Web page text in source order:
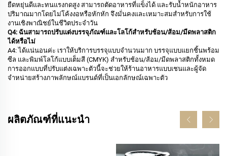
ยืดหยุ่นดีและทนแรงกดสูง สามารถตัดอาหารที่แข็งได้ และรับน้ำหนักอาหาร
ปริมาณมากโดยไม่โค้งงอหรือหักหัก จึงมั่นคงและเหมาะสมสำหรับการใช้
งานเชิงพาณิชย์ในชีวิตประจำวัน
Q4: ฉันสามารถปรับแต่งบรรจุภัณฑ์และโลโก้สำหรับช้อน/ส้อม/มีดพลาสติก
ได้หรือไม่
A4: ได้แน่นอนค่ะ เราให้บริการบรรจุแบบจำนวนมาก บรรจุแบบแยกชิ้นพร้อม
ซีล และพิมพ์โลโก้แบบเต็มสี (CMYK) สำหรับช้อน/ส้อม/มีดพลาสติกทั้งหมด
การออกแบบที่ปรับแต่งเฉพาะตัวนี้จะช่วยให้ร้านอาหารแบบเชนและผู้จัด
จำหน่ายสร้างภาพลักษณ์แบรนด์ที่เป็นเอกลักษณ์เฉพาะตัว
ผลิตภัณฑ์ที่แนะนำ